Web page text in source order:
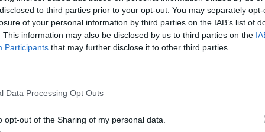
to third parties prior to your opt-out. You may separately
of your personal information by third parties on the IAB’s list of
This information may also be disclosed by us to third parties on the
Participants that may further disclose it to other third parties.
Data Processing Opt Outs
opt-out of the Sharing of my personal data.
en Málaga y Marbella, puertas de
acceso a instalaciones o espacios de todo
que destaca por su sola trayectoria, y